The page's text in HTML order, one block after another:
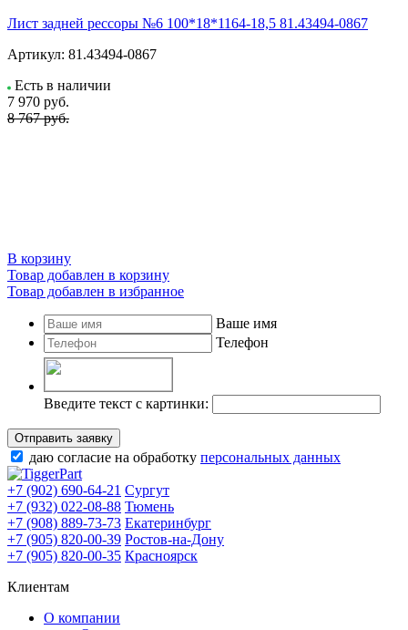
Лист задней рессоры №6 100*18*1164-18,5 81.43494-0867
Артикул: 81.43494-0867
Есть в наличии
7 970 руб.
8 767 руб.
В корзину
Товар добавлен в корзину
Товар добавлен в избранное
Ваше имя
Телефон
Введите текст с картинки:
Отправить заявку
даю согласие на обработку персональных данных
+7 (902) 690-64-21 Сургут
+7 (932) 022-08-88 Тюмень
+7 (908) 889-73-73 Екатеринбург
+7 (905) 820-00-39 Ростов-на-Дону
+7 (905) 820-00-35 Красноярск
Клиентам
О компании